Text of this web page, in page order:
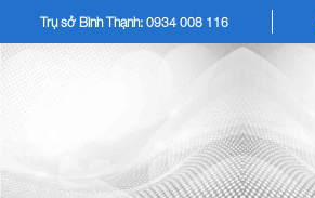
Trụ sở Bình Thạnh: 0934 008 116